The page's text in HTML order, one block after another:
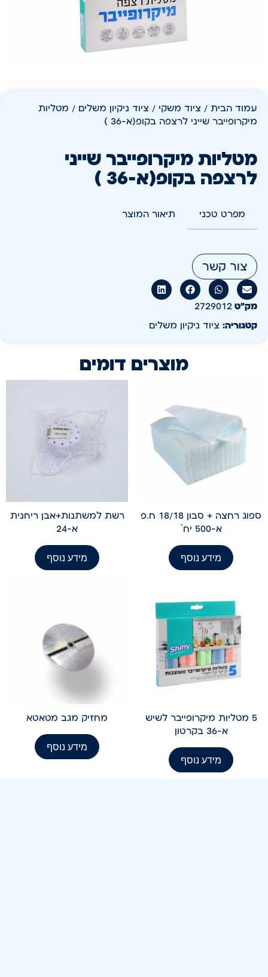
עמוד הבית / ציוד משקי / ציוד ניקיון משלים / מטליות
מיקרופייבר שייני לרצפה בקופ(א-36 )
מטליות מיקרופייבר שייני
לרצפה בקופ(א-36 )
מפרט טכני תיאור המוצר
צור קשר
מק״ט 2729012
קטגוריה: ציוד ניקיון משלים
מוצרים דומים
ספוג רחצה + סבון 18/18 ח.פ
א-500 יח`
מידע נוסף
רשת למשתנות+אבן ריחנית
א-24
מידע נוסף
5 מטליות מיקרופייבר לשיש
א-36 בקרטון
מידע נוסף
מחזיק מגב מטאטא
מידע נוסף